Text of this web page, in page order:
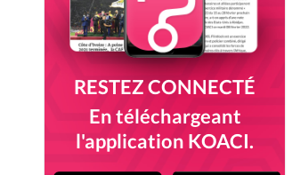
RESTEZ CONNECTÉ
En téléchargeant
l'application KOACI.